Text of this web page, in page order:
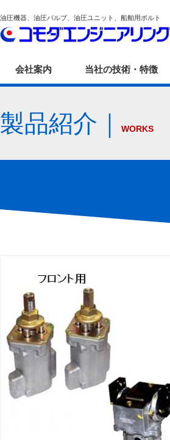
油圧機器、油圧バルブ、油圧ユニット、船舶用ボルト
会社案内 当社の技術・特徴
製品紹介｜ WORKS